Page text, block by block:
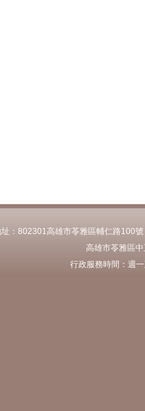
址：802301高雄市苓雅區輔仁路100
高雄市苓雅區
行政服務時間：週